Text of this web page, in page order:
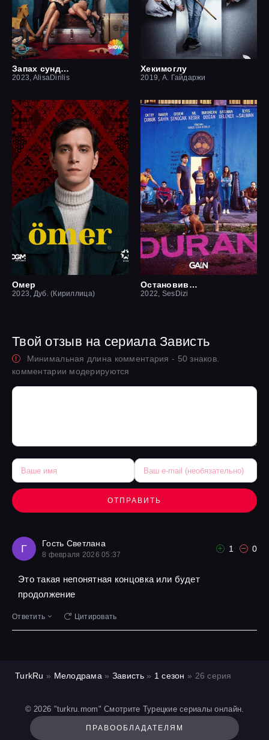
Запах сундука
2023, AlisaDirilis
Хекимоглу
2019, А. Гайдаржи
Омер
2023, Дуб. (Кириллица)
Остановившийся
2022, SesDizi
Твой отзыв на сериала Зависть
Минимальная длина комментария - 50 знаков.
комментарии модерируются
ОТПРАВИТЬ
Г Гость Светлана
8 февраля 2026 05:37
1 0
Это такая непонятная концовка или будет
продолжение
Ответить Цитировать
TurkRu » Мелодрама » Зависть» 1 сезон » 26 серия
© 2026 "turkru.mom" Смотрите Турецкие сериалы онлайн.
ПРАВООБЛАДАТЕЛЯМ